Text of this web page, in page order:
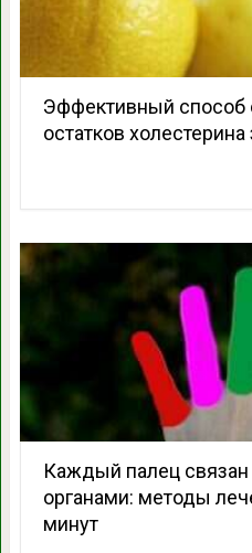
Эффективный способ
остатков
Каждый палец
органами: методы
минут